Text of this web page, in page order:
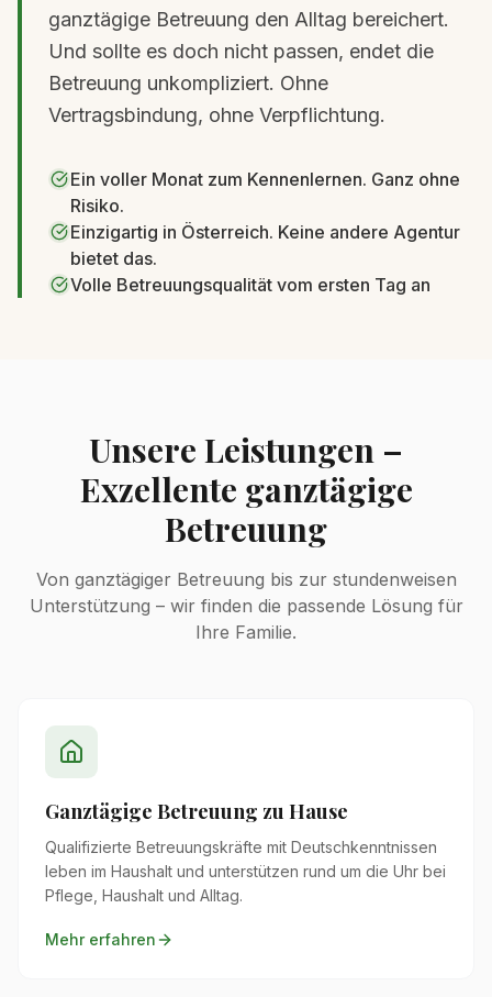
ganztägige Betreuung den Alltag bereichert.
Und sollte es doch nicht passen, endet die
Betreuung unkompliziert. Ohne
Vertragsbindung, ohne Verpflichtung.
Ein voller Monat zum Kennenlernen. Ganz ohne
Risiko.
Einzigartig in Österreich. Keine andere Agentur
bietet das.
Volle Betreuungsqualität vom ersten Tag an
Unsere Leistungen –
Exzellente ganztägige
Betreuung
Von ganztägiger Betreuung bis zur stundenweisen
Unterstützung – wir finden die passende Lösung für
Ihre Familie.
Ganztägige Betreuung zu Hause
Qualifizierte Betreuungskräfte mit Deutschkenntnissen
leben im Haushalt und unterstützen rund um die Uhr bei
Pflege, Haushalt und Alltag.
Mehr erfahren